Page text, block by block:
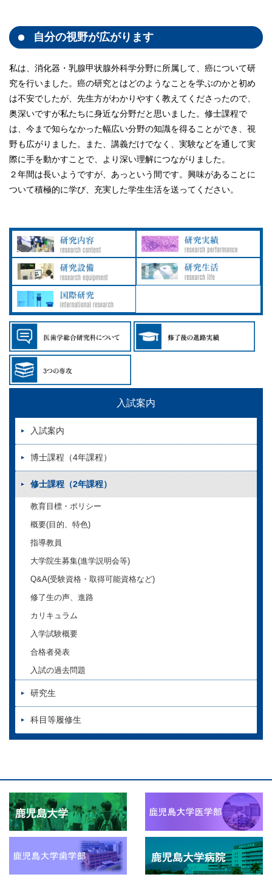
自分の視野が広がります
私は、消化器・乳腺甲状腺外科学分野に所属して、癌について研
究を行いました。癌の研究とはどのようなことを学ぶのかと初め
は不安でしたが、先生方がわかりやすく教えてくださったので、
奥深いですが私たちに身近な分野だと思いました。修士課程で
は、今まで知らなかった幅広い分野の知識を得ることができ、視
野も広がりました。また、講義だけでなく、実験などを通して実
際に手を動かすことで、より深い理解につながりました。
２年間は長いようですが、あっという間です。興味があることに
ついて積極的に学び、充実した学生生活を送ってください。
入試案内
入試案内
博士課程（4年課程）
修士課程（2年課程）
教育目標・ポリシー
概要(目的、特色)
指導教員
大学院生募集(進学説明会等)
Q&A(受験資格・取得可能資格など)
修了生の声、進路
カリキュラム
入学試験概要
合格者発表
入試の過去問題
研究生
科目等履修生